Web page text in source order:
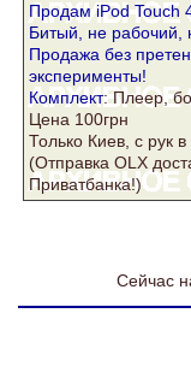
Продам iPod Touch
Битый, не рабочий,
Продажа без
эксперименты!
Комплект: Плеер,
Цена 100грн
Только Киев, с рук
(Отправка OLX
Приватбанка!)
Сейчас